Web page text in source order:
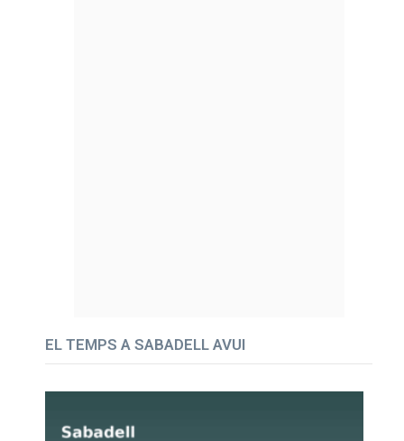
EL TEMPS A SABADELL AVUI